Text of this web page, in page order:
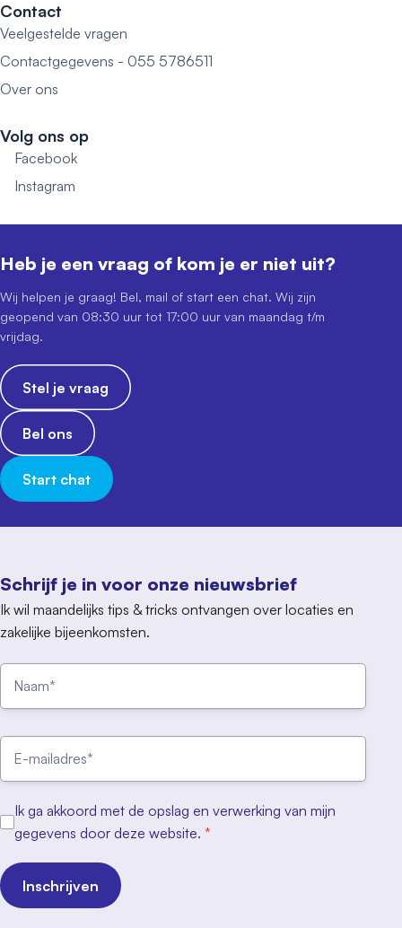
Contact
Veelgestelde vragen
Contactgegevens - 055 5786511
Over ons
Volg ons op
Facebook
Instagram
Schrijf je in voor onze nieuwsbrief
Ik wil maandelijks tips & tricks ontvangen over locaties en
zakelijke bijeenkomsten.
Ik ga akkoord met de opslag en verwerking van mijn
gegevens door deze website. *
Inschrijven
Heb je een vraag of kom je er niet uit?
Wij helpen je graag! Bel, mail of start een chat. Wij zijn
geopend van 08:30 uur tot 17:00 uur van maandag t/m
vrijdag.
Stel je vraag
Bel ons
Start chat